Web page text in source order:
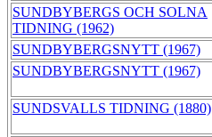
SUNDBYBERGS OCH SOLNA
TIDNING (1962)
SUNDBYBERGSNYTT (1967)
SUNDBYBERGSNYTT (1967)
SUNDSVALLS TIDNING (1880)